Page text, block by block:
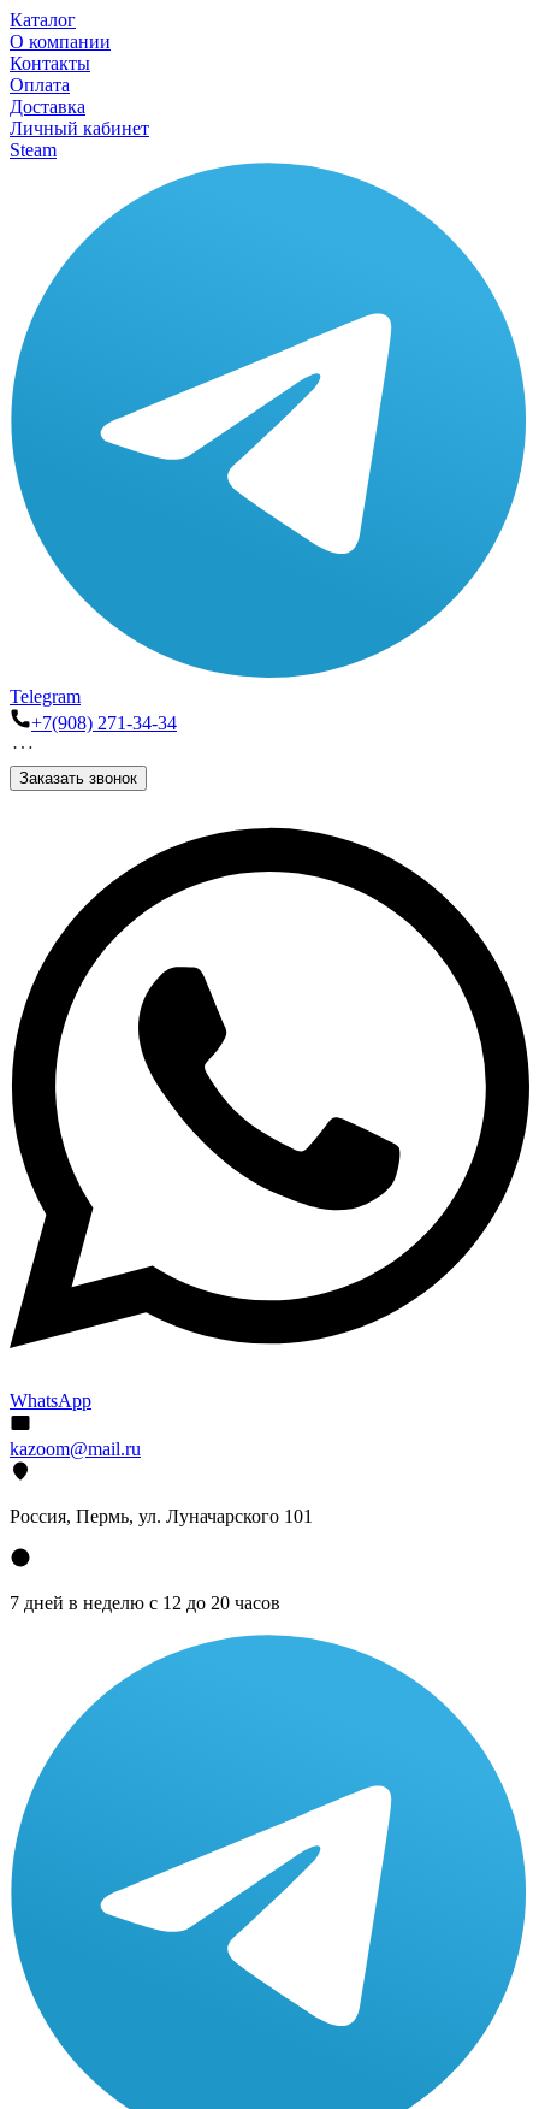
Каталог
О компании
Контакты
Оплата
Доставка
Личный кабинет
Steam
Telegram
+7(908) 271-34-34
Заказать звонок
WhatsApp
kazoom@mail.ru
Россия, Пермь, ул. Луначарского 101
7 дней в неделю с 12 до 20 часов